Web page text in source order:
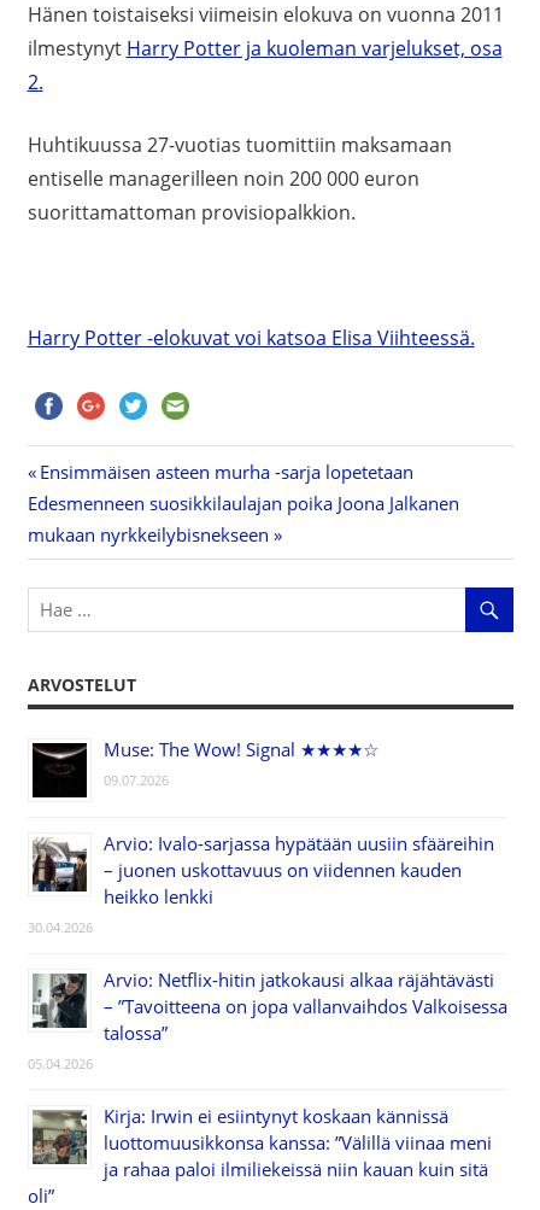
Hänen toistaiseksi viimeisin elokuva on vuonna 2011
ilmestynyt Harry Potter ja kuoleman varjelukset, osa
2.
Huhtikuussa 27-vuotias tuomittiin maksamaan
entiselle managerilleen noin 200 000 euron
suorittamattoman provisiopalkkion.
Harry Potter -elokuvat voi katsoa Elisa Viihteessä.
Artikkelien
selaus
Previous
Post:
Ensimmäisen asteen murha -sarja lopetetaan
Next
Post:
Edesmenneen suosikkilaulajan poika Joona Jalkanen
mukaan nyrkkeilybisnekseen
ARVOSTELUT
Muse: The Wow! Signal ★★★★☆
09.07.2026
Arvio: Ivalo-sarjassa hypätään uusiin sfääreihin
– juonen uskottavuus on viidennen kauden
heikko lenkki
30.04.2026
Arvio: Netflix-hitin jatkokausi alkaa räjähtävästi
– ”Tavoitteena on jopa vallanvaihdos Valkoisessa
talossa”
05.04.2026
Kirja: Irwin ei esiintynyt koskaan kännissä
luottomuusikkonsa kanssa: ”Välillä viinaa meni
ja rahaa paloi ilmiliekeissä niin kauan kuin sitä
oli”